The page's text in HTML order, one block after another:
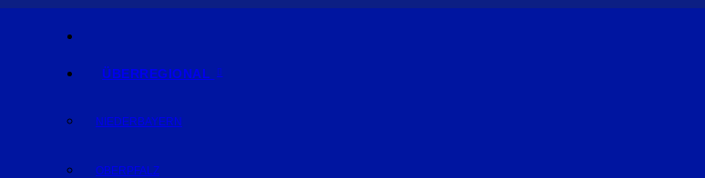
ÜBERREGIONAL
NIEDERBAYERN
OBERPFALZ